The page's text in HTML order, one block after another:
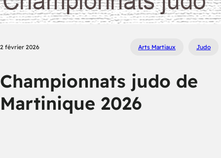
2 février 2026 Arts Martiaux Judo
Championnats judo de
Martinique 2026